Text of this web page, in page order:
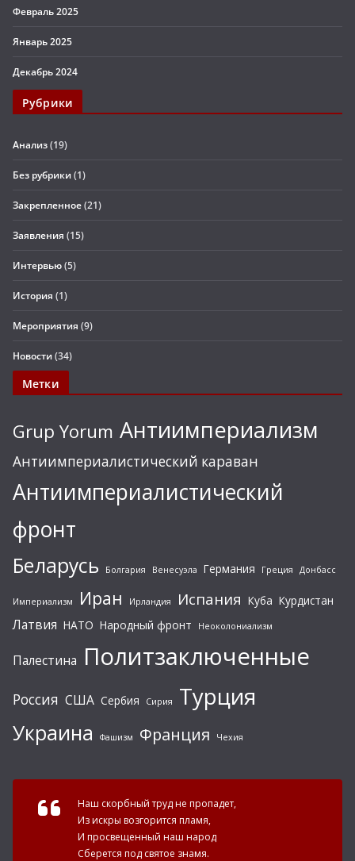
Февраль 2025
Январь 2025
Декабрь 2024
Рубрики
Анализ(19)
Без рубрики(1)
Закрепленное(21)
Заявления (15)
Интервью(5)
История (1)
Мероприятия (9)
Новости(34)
Метки
Grup Yorum Антиимпериализм
Антиимпериалистический караван
Антиимпериалистический
фронт
Беларусь Болгария Венесуэла Германия Греция Донбасс
Империализм Иран Ирландия Испания Куба Курдистан
Латвия НАТО Народный фронт Неоколониализм
Палестина Политзаключенные
Россия США Сербия Сирия Турция
Украина Фашизм Франция Чехия
Наш скорбный труд не пропадет,
Из искры возгорится пламя,
И просвещенный наш народ
Сберется под святое знамя.